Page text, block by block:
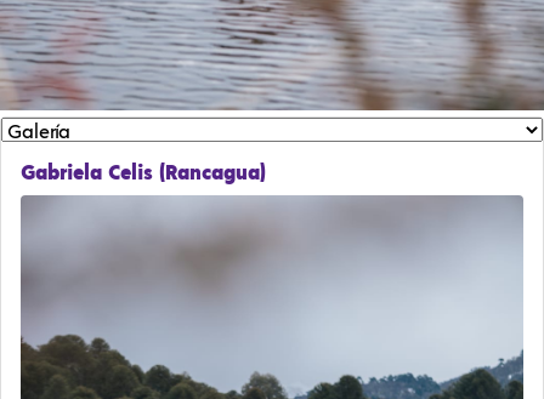
Gabriela Celis (Rancagua)